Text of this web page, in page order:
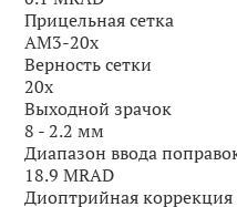
Прицельная сетка
AM3-20x
Верность сетки
20x
Выходной зрачок
8 - 2.2 мм
Диапазон ввода
18.9 MRAD
Диоптрийная коррекция